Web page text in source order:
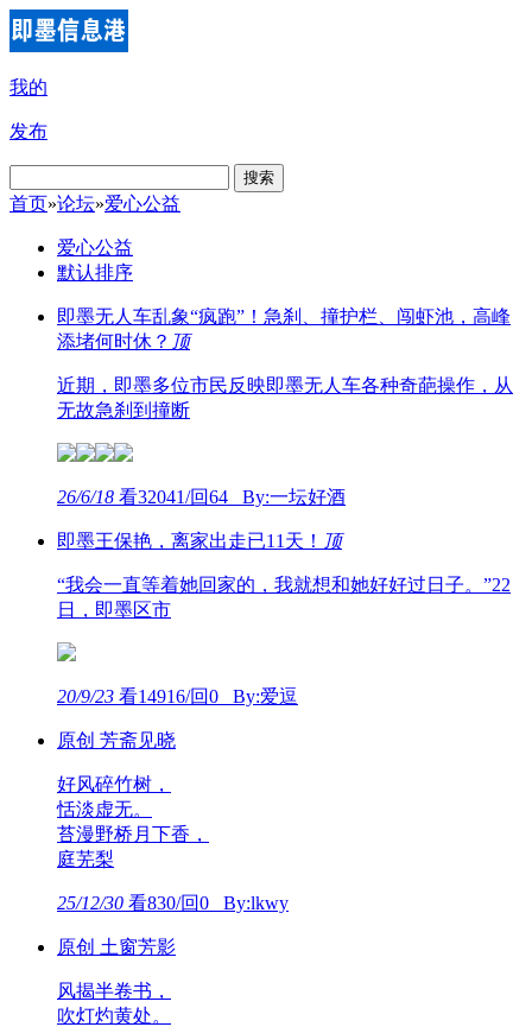
我的
发布
搜索
首页»论坛»爱心公益
爱心公益
默认排序
即墨无人车乱象“疯跑”！急刹、撞护栏、闯虾池，高峰
添堵何时休？ 顶
近期，即墨多位市民反映即墨无人车各种奇葩操作，从
无故急刹到撞断
26/6/18 看32041/回64 By:一坛好酒
即墨王保艳，离家出走已11天！ 顶
“我会一直等着她回家的，我就想和她好好过日子。”22
日，即墨区市
20/9/23 看14916/回0 By:爱逗
原创 芳斋见晓
好风碎竹树，
恬淡虚无。
苔漫野桥月下香，
庭芜梨
25/12/30 看830/回0 By:lkwy
原创 土窗芳影
风揭半卷书，
吹灯灼黄处。